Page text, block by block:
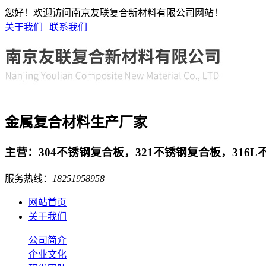
您好！欢迎访问南京友联复合新材料有限公司网站！
关于我们
| 联系我们
金属复合材料生产厂家
主营：304不锈钢复合板，321不锈钢复合板，316L
服务热线： 18251958958
网站首页
关于我们
公司简介
企业文化